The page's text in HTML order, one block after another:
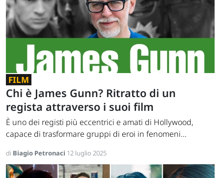
FILM
Chi è James Gunn? Ritratto di un
regista attraverso i suoi film
È uno dei registi più eccentrici e amati di Hollywood,
capace di trasformare gruppi di eroi in fenomeni...
di Biagio Petronaci 12 luglio 2025